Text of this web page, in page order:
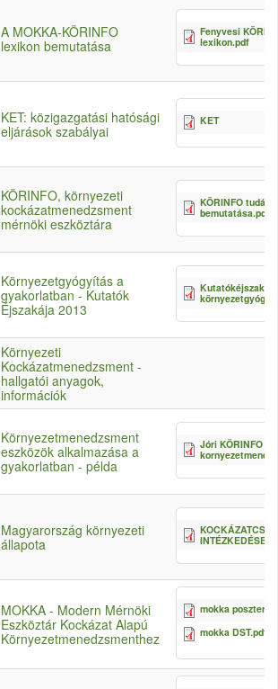
A MOKKA-KÖRINFO
lexikon bemutatása
Fenyvesi
lexikon.pdf
KET: közigazgatási hatósági
eljárások szabályai
KET
KÖRINFO, környezeti
kockázatmenedzsment
mérnöki eszköztára
KÖRINFO
bemutatása.pdf
Környezetgyógyítás a
gyakorlatban - Kutatók
Éjszakája 2013
Környezeti
Kockázatmenedzsment -
hallgatói anyagok,
információk
Környezetmenedzsment
eszközök alkalmazása a
gyakorlatban - példa
Jóri KÖRINFO
Magyarország környezeti
állapota
MOKKA - Modern Mérnöki
Eszköztár Kockázat Alapú
Környezetmenedzsmenthez
mokka
mokka DST.pdf